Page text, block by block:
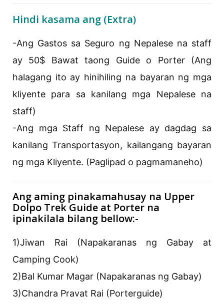
Hindi kasama ang (Extra)
-Ang Gastos sa Seguro ng Nepalese na staff
ay 50$ Bawat taong Guide o Porter (Ang
halagang ito ay hinihiling na bayaran ng mga
kliyente para sa kanilang mga Nepalese na
staff)
-Ang mga Staff ng Nepalese ay dagdag sa
kanilang Transportasyon, kailangang bayaran
ng mga Kliyente. (Paglipad o pagmamaneho)
Ang aming pinakamahusay na Upper
Dolpo Trek Guide at Porter na
ipinakilala bilang bellow:-
1)Jiwan Rai (Napakaranas ng Gabay at
Camping Cook)
2)Bal Kumar Magar (Napakaranas ng Gabay)
3)Chandra Pravat Rai (Porterguide)